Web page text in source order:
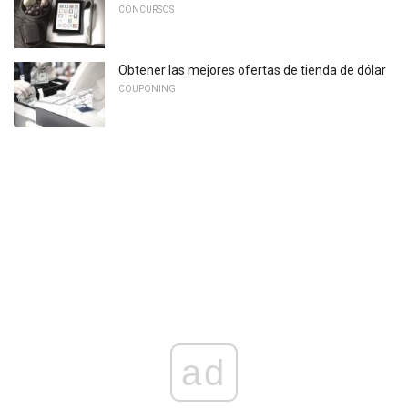
CONCURSOS
Obtener las mejores ofertas de tienda de dólar
COUPONING
ad